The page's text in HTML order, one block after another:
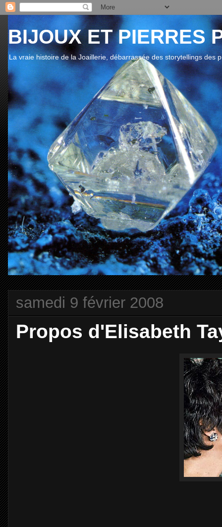
BIJOUX ET PIERRES
La vraie histoire de la Joaillerie, débarrassée des storytellings des
samedi 9 février 2008
Propos d'Elisabeth